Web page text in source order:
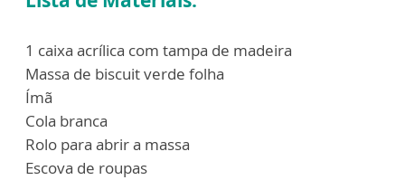
1 caixa acrílica com tampa de madeira
Massa de biscuit verde folha
Ímã
Cola branca
Rolo para abrir a massa
Escova de roupas